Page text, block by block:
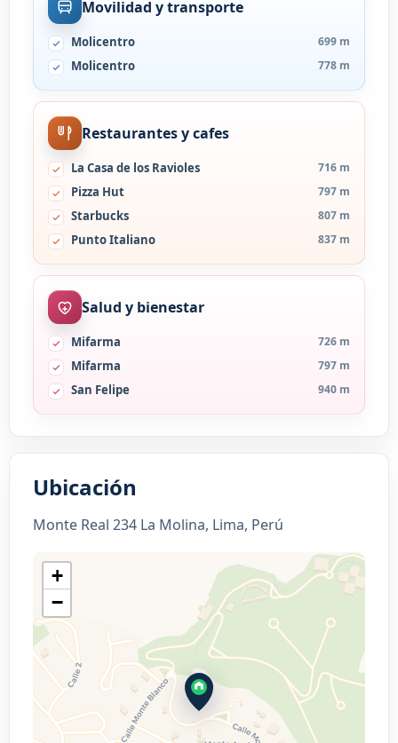
Movilidad y transporte
Molicentro 699 m
Molicentro 778 m
Restaurantes y cafes
La Casa de los Ravioles 716 m
Pizza Hut 797 m
Starbucks 807 m
Punto Italiano 837 m
Salud y bienestar
Mifarma 726 m
Mifarma 797 m
San Felipe 940 m
Ubicación
Monte Real 234 La Molina, Lima, Perú
+
−